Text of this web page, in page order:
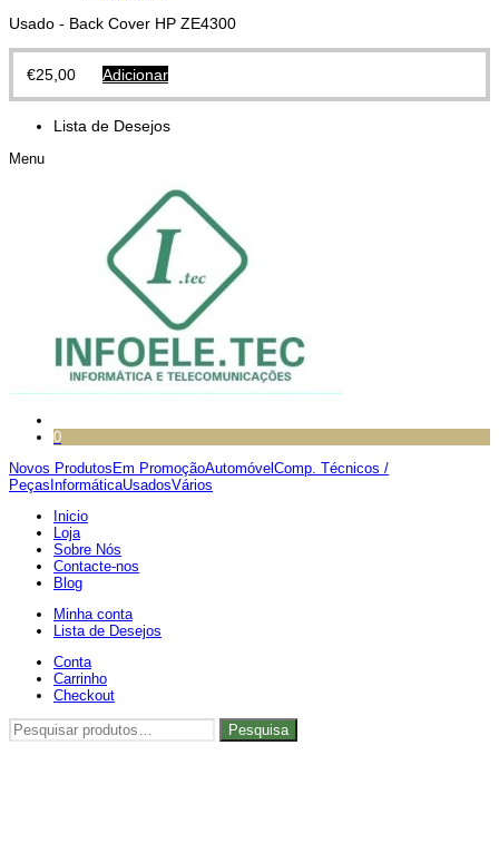
Usado - Back Cover HP ZE4300
€25,00 Adicionar
Lista de Desejos
Menu
0
Novos Produtos Em PromoçãoAutomóvel Comp. Técnicos /
Peças InformáticaUsadosVários
Inicio
Loja
Sobre Nós
Contacte-nos
Blog
Minha conta
Lista de Desejos
Conta
Carrinho
Checkout
Pesquisar
por:
Pesquisa